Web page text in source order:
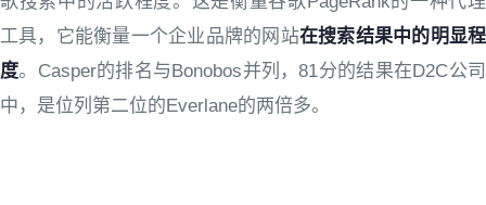
工具，它能衡量一个企业品牌的网站在搜索结果中的明显程
度。Casper的排名与Bonobos并列，81分的结果在D2C公司
中，是位列第二位的Everlane的两倍多。